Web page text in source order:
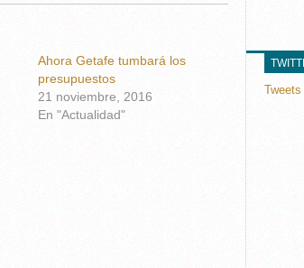
Ahora Getafe tumbará los
presupuestos
21 noviembre, 2016
En "Actualidad"